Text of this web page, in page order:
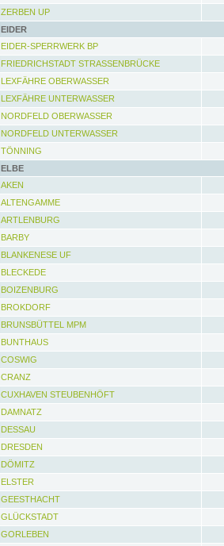
ZERBEN UP
EIDER
EIDER-SPERRWERK BP
FRIEDRICHSTADT STRASSENBRÜCKE
LEXFÄHRE OBERWASSER
LEXFÄHRE UNTERWASSER
NORDFELD OBERWASSER
NORDFELD UNTERWASSER
TÖNNING
ELBE
AKEN
ALTENGAMME
ARTLENBURG
BARBY
BLANKENESE UF
BLECKEDE
BOIZENBURG
BROKDORF
BRUNSBÜTTEL MPM
BUNTHAUS
COSWIG
CRANZ
CUXHAVEN STEUBENHÖFT
DAMNATZ
DESSAU
DRESDEN
DÖMITZ
ELSTER
GEESTHACHT
GLÜCKSTADT
GORLEBEN